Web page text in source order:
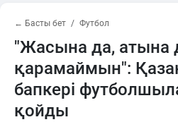
← Басты бет Футбол
"Жасына да, атына
қарамаймын":
бапкері
қойды